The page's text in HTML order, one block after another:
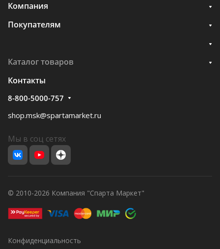
Компания
Покупателям
Каталог товаров
Контакты
8-800-5000-757
shop.msk@spartamarket.ru
Мы в соц сетях
© 2010-2026 Компания "Спарта Маркет"
Конфиденциальность